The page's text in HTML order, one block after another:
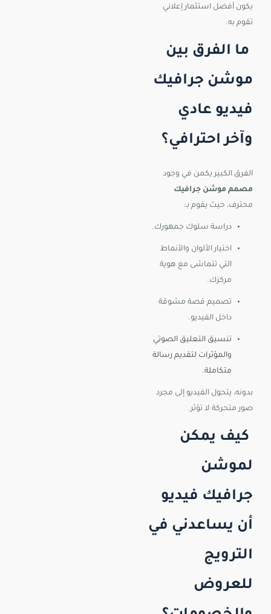
يكون أفضل استثمار إعلاني
تقوم به.
ما الفرق بين
موشن جرافيك
فيديو عادي
وآخر احترافي؟
الفرق الكبير يكمن في وجود
مصمم موشن جرافيك
محترف، حيث يقوم بـ:
دراسة سلوك جمهورك.
اختيار الألوان والأنماط
التي تتماشى مع هوية
مركزك.
تصميم قصة مشوقة
داخل الفيديو.
تنسيق التعليق الصوتي
والمؤثرات لتقديم رسالة
متكاملة.
بدونه، يتحول الفيديو إلى مجرد
صور متحركة لا تؤثر.
كيف يمكن
لموشن
جرافيك فيديو
أن يساعدني في
الترويج
للعروض